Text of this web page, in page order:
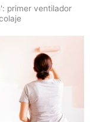
primer ventilador